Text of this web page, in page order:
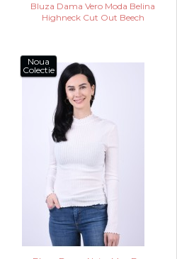
Bluza Dama Vero Moda Belina
Highneck Cut Out Beech
Noua
Colectie